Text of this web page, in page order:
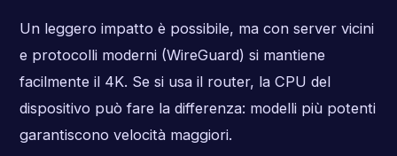
Un leggero impatto è possibile, ma con server vicini
e protocolli moderni (WireGuard) si mantiene
facilmente il 4K. Se si usa il router, la CPU del
dispositivo può fare la differenza: modelli più potenti
garantiscono velocità maggiori.